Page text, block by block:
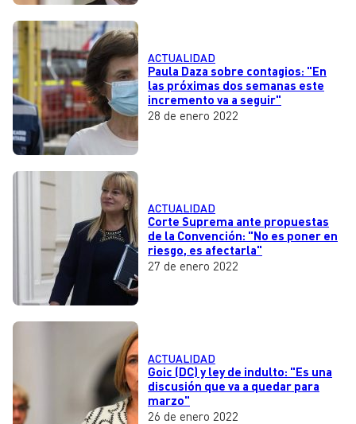
Dato en Pauta
Contenido Patrocinado
ACTUALIDAD
Paula Daza sobre contagios: "En
las próximas dos semanas este
incremento va a seguir"
28 de enero 2022
ACTUALIDAD
Corte Suprema ante propuestas
de la Convención: "No es poner en
riesgo, es afectarla"
27 de enero 2022
ACTUALIDAD
Goic (DC) y ley de indulto: "Es una
discusión que va a quedar para
marzo"
26 de enero 2022